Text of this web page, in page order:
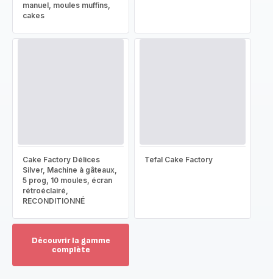
manuel, moules muffins,
cakes
Cake Factory Délices
Silver, Machine à gâteaux,
5 prog, 10 moules, écran
rétroéclairé,
RECONDITIONNÉ
Tefal Cake Factory
Découvrir la gamme
complète